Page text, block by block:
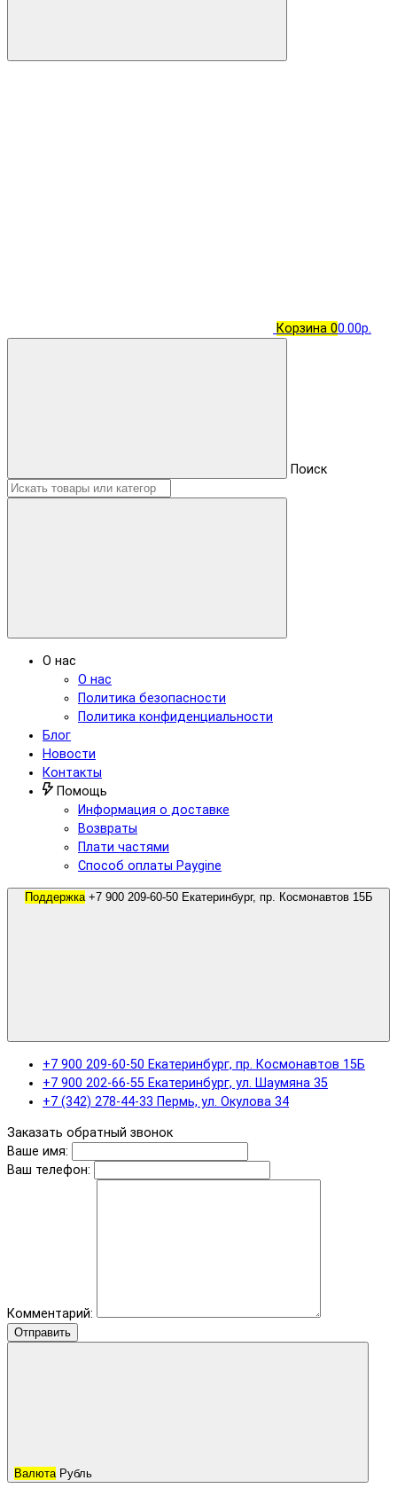
Корзина 00.00р.
Поиск
О нас
О нас
Политика безопасности
Политика конфиденциальности
Блог
Новости
Контакты
Помощь
Информация о доставке
Возвраты
Плати частями
Способ оплаты Paygine
Поддержка
+7 900 209-60-50 Екатеринбург, пр. Космонавтов 15Б
+7 900 202-66-55 Екатеринбург, ул. Шаумяна 35
+7 (342) 278-44-33 Пермь, ул. Окулова 34
Заказать обратный звонок
Ваше имя:
Ваш телефон:
Комментарий:
Отправить
Валюта Рубль